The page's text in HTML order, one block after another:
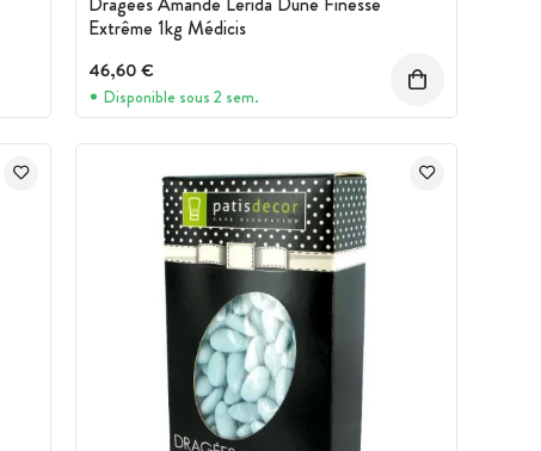
Extrême 1kg Médicis
46,60 €
Disponible sous 2 sem.